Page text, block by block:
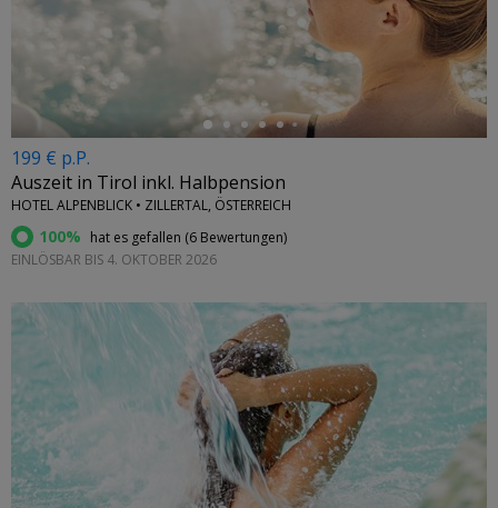
←
199 € p.P.
Auszeit in Tirol inkl. Halbpension
HOTEL ALPENBLICK • ZILLERTAL, ÖSTERREICH
100% hat es gefallen (6 Bewertungen)
EINLÖSBAR BIS 4. OKTOBER 2026